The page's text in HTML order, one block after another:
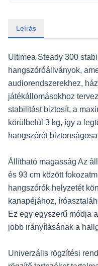
Leírás
Ultimea Steady 300
hangszóróállványok,
audiorendszerekhez,
játékállomásokhoz
stabilitást biztosít, a
körülbelül 3 kg, így a
hangszórót
Állítható magasság Az
és 93 cm között
hangszórók helyzetét
kanapéjához,
Ez egy egyszerű módja
jobb irányításának a
Univerzális rögzítési